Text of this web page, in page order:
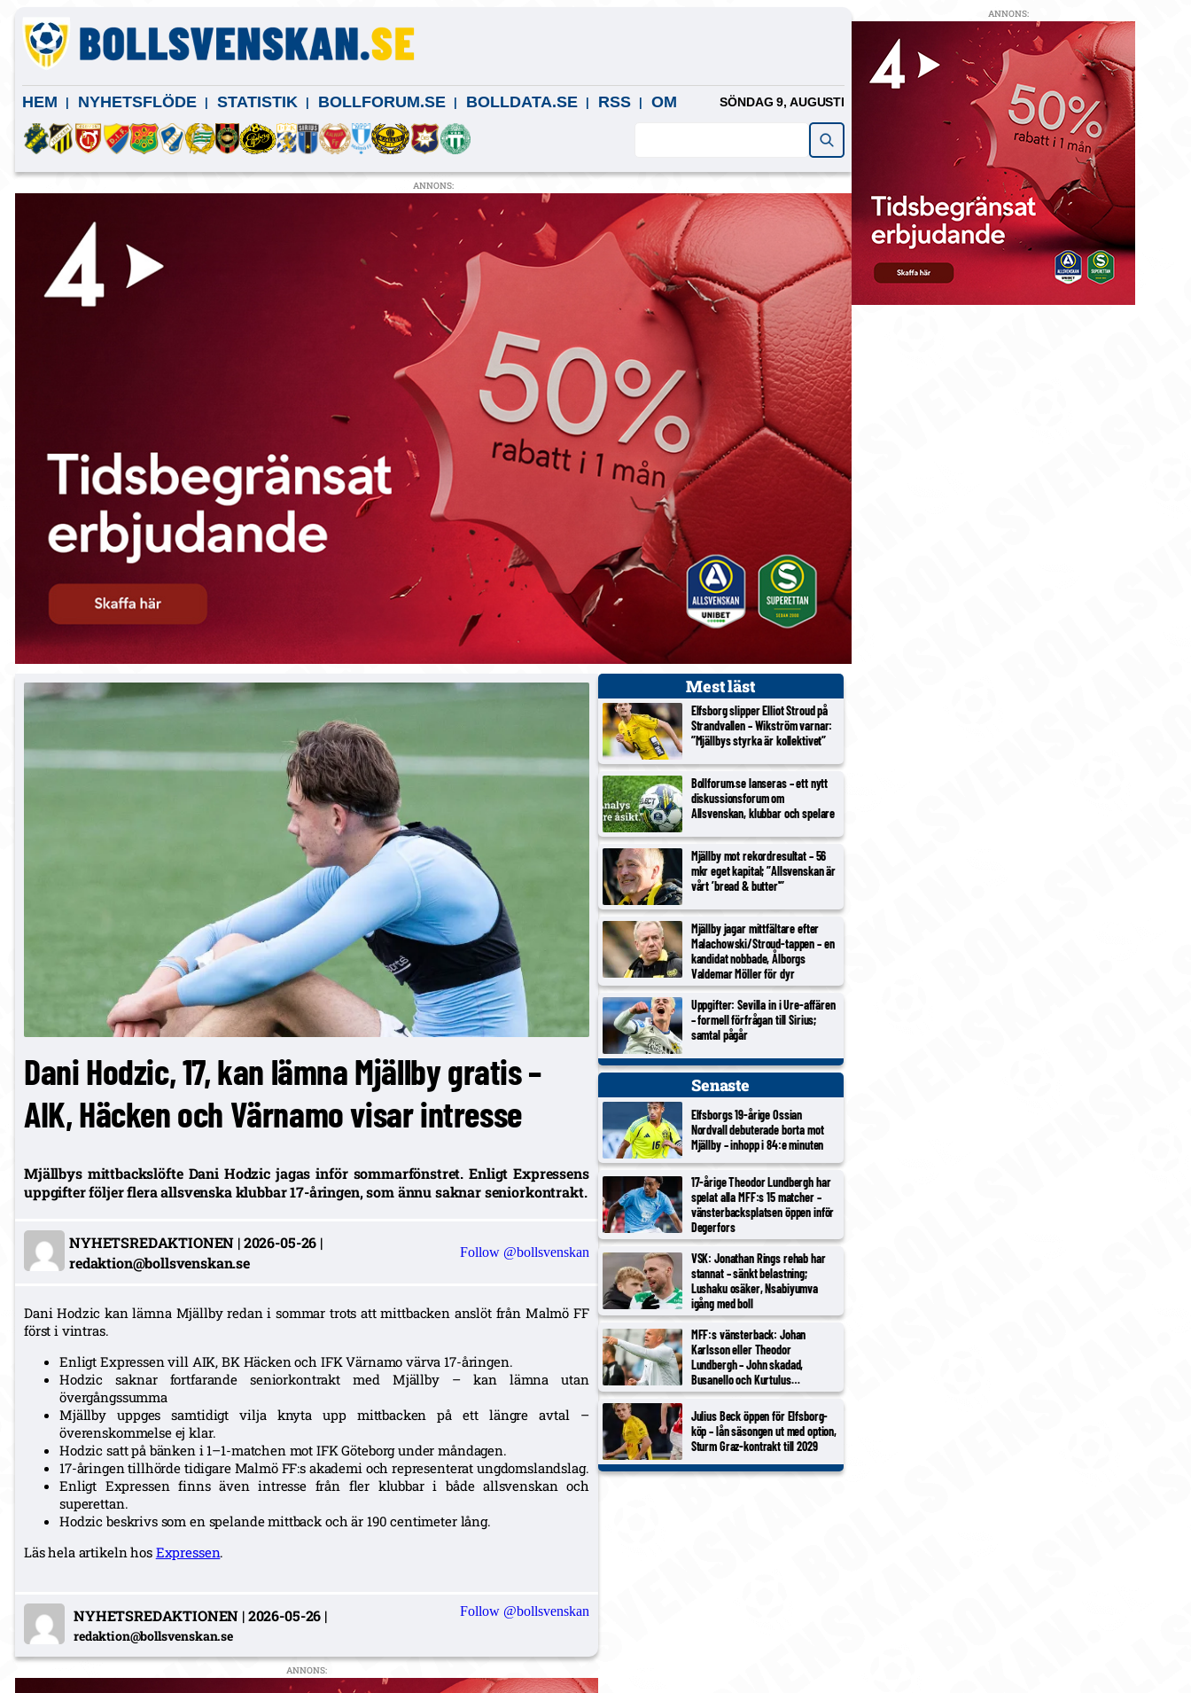
HEM NYHETSFLÖDE STATISTIK BOLLFORUM.SE BOLLDATA.SE RSS OM SÖNDAG 9, AUGUSTI
ANNONS:
Dani Hodzic, 17, kan lämna Mjällby gratis –
AIK, Häcken och Värnamo visar intresse
Mjällbys mittbackslöfte Dani Hodzic jagas inför sommarfönstret. Enligt Expressens
uppgifter följer flera allsvenska klubbar 17-åringen, som ännu saknar seniorkontrakt.
NYHETSREDAKTIONEN |2026-05-26 |
redaktion@bollsvenskan.se
Follow @bollsvenskan
Dani Hodzic kan lämna Mjällby redan i sommar trots att mittbacken anslöt från Malmö FF
först i vintras.
Enligt Expressen vill AIK, BK Häcken och IFK Värnamo värva 17-åringen.
Hodzic saknar fortfarande seniorkontrakt med Mjällby – kan lämna utan
övergångssumma
Mjällby uppges samtidigt vilja knyta upp mittbacken på ett längre avtal –
överenskommelse ej klar.
Hodzic satt på bänken i 1–1-matchen mot IFK Göteborg under måndagen.
17-åringen tillhörde tidigare Malmö FF:s akademi och representerat ungdomslandslag.
Enligt Expressen finns även intresse från fler klubbar i både allsvenskan och
superettan.
Hodzic beskrivs som en spelande mittback och är 190 centimeter lång.
Läs hela artikeln hos Expressen.
NYHETSREDAKTIONEN |2026-05-26 |
redaktion@bollsvenskan.se
Follow @bollsvenskan
ANNONS:
Mest läst
Elfsborg slipper Elliot Stroud på
Strandvallen – Wikström varnar:
”Mjällbys styrka är kollektivet”
Bollforum.se lanseras – ett nytt
diskussionsforum om
Allsvenskan, klubbar och spelare
Mjällby mot rekordresultat – 56
mkr eget kapital; ”Allsvenskan är
vårt ’bread & butter'”
Mjällby jagar mittfältare efter
Malachowski/Stroud-tappen – en
kandidat nobbade, Ålborgs
Valdemar Möller för dyr
Uppgifter: Sevilla in i Ure-affären
– formell förfrågan till Sirius;
samtal pågår
Senaste
Elfsborgs 19-årige Ossian
Nordvall debuterade borta mot
Mjällby – inhopp i 84:e minuten
17-årige Theodor Lundbergh har
spelat alla MFF:s 15 matcher –
vänsterbacksplatsen öppen inför
Degerfors
VSK: Jonathan Rings rehab har
stannat – sänkt belastning;
Lushaku osäker, Nsabiyumva
igång med boll
MFF:s vänsterback: Johan
Karlsson eller Theodor
Lundbergh – John skadad,
Busanello och Kurtulus
avstängda; Malte Frejd Pålsson in
bredvid Djurić, 17-årige Hidalgo
aktuell
Julius Beck öppen för Elfsborg-
köp – lån säsongen ut med option,
Sturm Graz-kontrakt till 2029
ANNONS: